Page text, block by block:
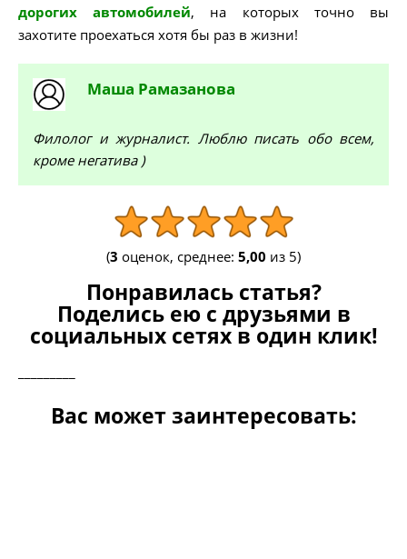
дорогих автомобилей, на которых точно вы
захотите проехаться хотя бы раз в жизни!
Маша Рамазанова
Филолог и журналист. Люблю писать обо всем,
кроме негатива )
(3 оценок, среднее: 5,00 из 5)
Понравилась статья?
Поделись ею с друзьями в
социальных сетях в один клик!
Вас может заинтересовать: